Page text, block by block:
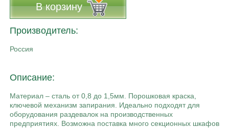
В корзину
Производитель:
Россия
Описание:
Материал – сталь от 0,8 до 1,5мм. Порошковая краска,
ключевой механизм запирания. Идеально подходят для
оборудования раздевалок на производственных
предприятиях. Возможна поставка много секционных шкафов